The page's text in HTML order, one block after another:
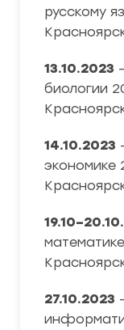
русскому
13.10.2023
биологии
14.10.2023
экономике
27.10.2023